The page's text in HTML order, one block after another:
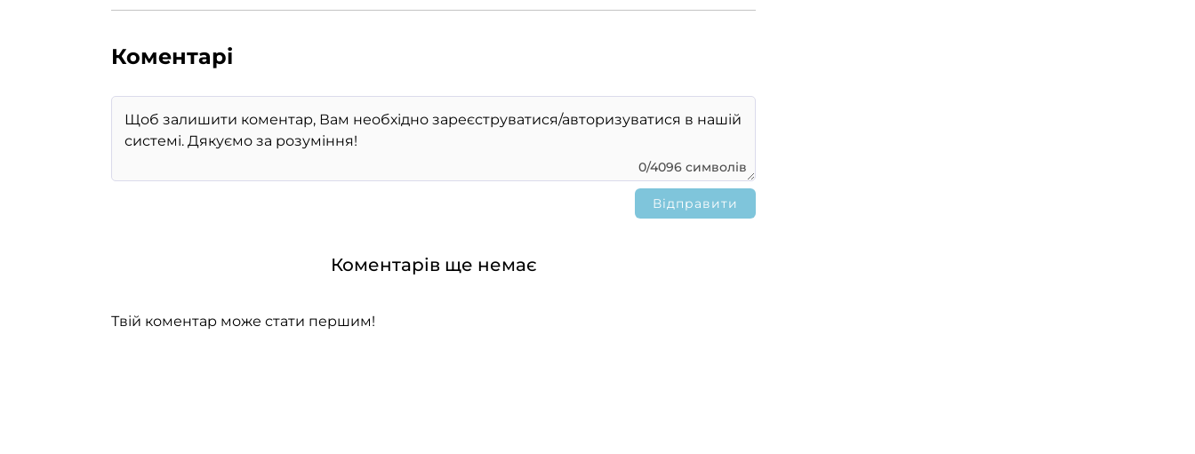
Коментарі
0/4096 символів
Коментарів ще немає
Твій коментар може стати першим!